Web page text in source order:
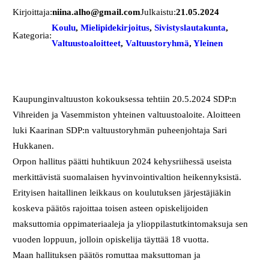
Kirjoittaja:niina.alho@gmail.comJulkaistu:21.05.2024
Kategoria:
Koulu, Mielipidekirjoitus, Sivistyslautakunta
Valtuustoaloitteet, Valtuustoryhmä, Yleinen
Kaupunginvaltuuston kokouksessa tehtiin 20.5.2024 SDP:n
Vihreiden ja Vasemmiston yhteinen valtuustoaloite. Aloitteen
luki Kaarinan SDP:n valtuustoryhmän puheenjohtaja Sari
Hukkanen.
Orpon hallitus päätti huhtikuun 2024 kehysriihessä useista
merkittävistä suomalaisen hyvinvointivaltion heikennyksistä.
Erityisen haitallinen leikkaus on koulutuksen järjestäjiäkin
koskeva päätös rajoittaa toisen asteen opiskelijoiden
maksuttomia oppimateriaaleja ja ylioppilastutkintomaksuja sen
vuoden loppuun, jolloin opiskelija täyttää 18 vuotta.
Maan hallituksen päätös romuttaa maksuttoman ja